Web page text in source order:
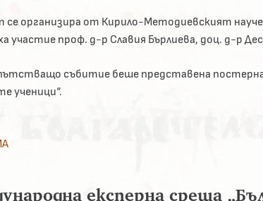
организира от Кирило-Методиевският
участие проф. д-р Славия Бърлиева, доц. д-р
събитие беше представена
ученици“.
експерна среща